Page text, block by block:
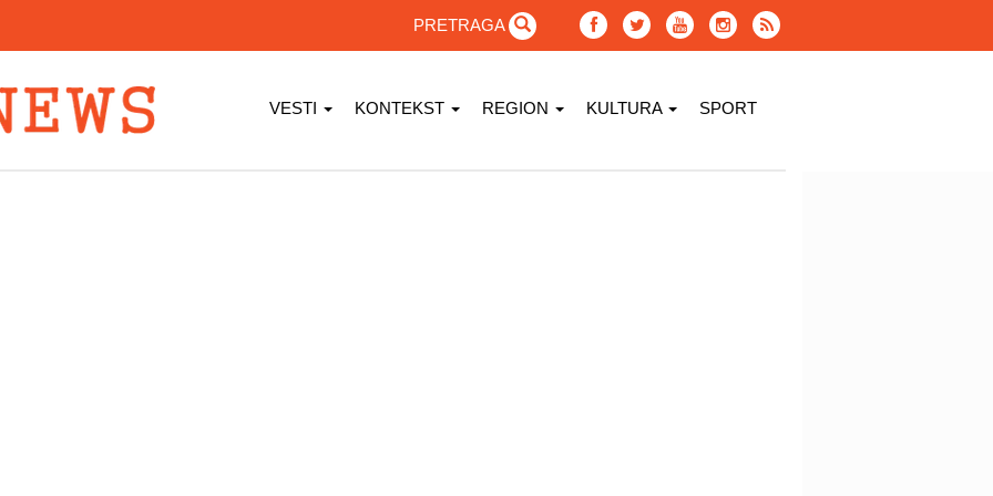
PRETRAGA
VESTI KONTEKST REGION KULTURA SPORT